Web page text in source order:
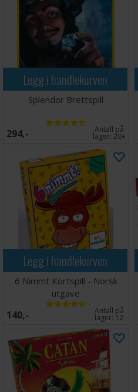
Legg i handlekurven
Splendor Brettspill
294,- Antall på
lager: 20+
Legg i handlekurven
6 Nimmt Kortspill - Norsk
utgave
140,- Antall på
lager: 12